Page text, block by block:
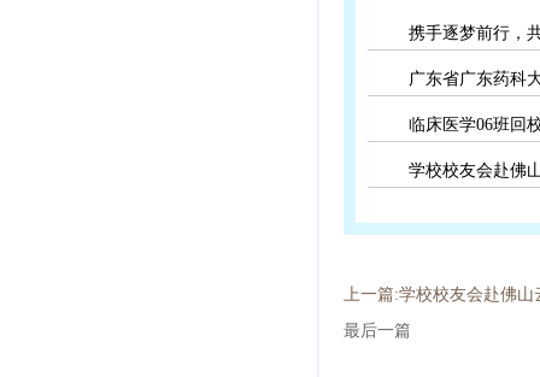
携手逐梦前行，
广东省广东药科
临床医学06班回
学校校友会赴佛
上一篇:学校校友会赴佛
最后一篇